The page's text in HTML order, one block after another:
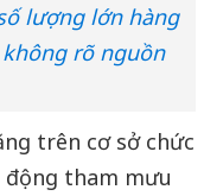
lượng lớn hàng
rõ nguồn
trên cơ sở chức
động tham mưu